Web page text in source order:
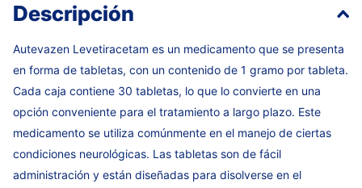
Descripción
Autevazen Levetiracetam es un medicamento que se presenta
en forma de tabletas, con un contenido de 1 gramo por tableta.
Cada caja contiene 30 tabletas, lo que lo convierte en una
opción conveniente para el tratamiento a largo plazo. Este
medicamento se utiliza comúnmente en el manejo de ciertas
condiciones neurológicas. Las tabletas son de fácil
administración y están diseñadas para disolverse en el